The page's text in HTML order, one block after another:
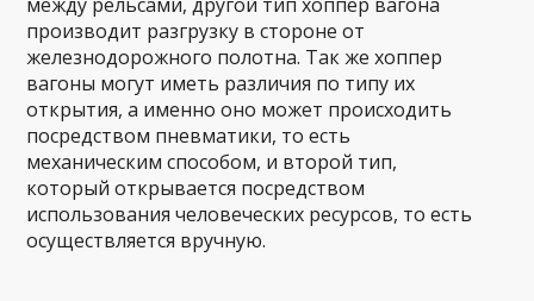
производит разгрузку в стороне от
железнодорожного полотна. Так же хоппер
вагоны могут иметь различия по типу их
открытия, а именно оно может происходить
посредством пневматики, то есть
механическим способом, и второй тип,
который открывается посредством
использования человеческих ресурсов, то есть
осуществляется вручную.